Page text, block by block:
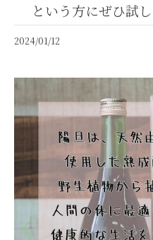
という方にぜひ試
2024/01/12